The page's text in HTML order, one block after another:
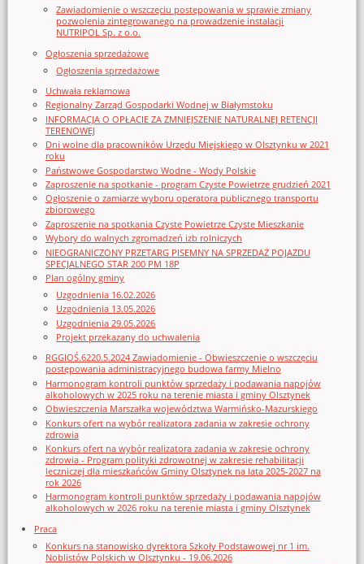
Zawiadomienie o wszczęciu postępowania w sprawie zmiany
pozwolenia zintegrowanego na prowadzenie instalacji
NUTRIPOL Sp. z o.o.
Ogłoszenia sprzedażowe
Ogłoszenia sprzedażowe
Uchwała reklamowa
Regionalny Zarząd Gospodarki Wodnej w Białymstoku
INFORMACJA O OPŁACIE ZA ZMNIEJSZENIE NATURALNEJ RETENCJI
TERENOWEJ
Dni wolne dla pracowników Urzędu Miejskiego w Olsztynku w 2021
roku
Państwowe Gospodarstwo Wodne - Wody Polskie
Zaproszenie na spotkanie - program Czyste Powietrze grudzień 2021
Ogłoszenie o zamiarze wyboru operatora publicznego transportu
zbiorowego
Zaproszenie na spotkania Czyste Powietrze Czyste Mieszkanie
Wybory do walnych zgromadzeń izb rolniczych
NIEOGRANICZONY PRZETARG PISEMNY NA SPRZEDAŻ POJAZDU
SPECJALNEGO STAR 200 PM 18P
Plan ogólny gminy
Uzgodnienia 16.02.2026
Uzgodnienia 13.05.2026
Uzgodnienia 29.05.2026
Projekt przekazany do uchwalenia
RGGIOŚ.6220.5.2024 Zawiadomienie - Obwieszczenie o wszczęciu
postępowania administracyjnego budowa farmy Mielno
Harmonogram kontroli punktów sprzedaży i podawania napojów
alkoholowych w 2025 roku na terenie miasta i gminy Olsztynek
Obwieszczenia Marszałka województwa Warmińsko-Mazurskiego
Konkurs ofert na wybór realizatora zadania w zakresie ochrony
zdrowia
Konkurs ofert na wybór realizatora zadania w zakresie ochrony
zdrowia - Program polityki zdrowotnej w zakresie rehabilitacji
leczniczej dla mieszkańców Gminy Olsztynek na lata 2025-2027 na
rok 2026
Harmonogram kontroli punktów sprzedaży i podawania napojów
alkoholowych w 2026 roku na terenie miasta i gminy Olsztynek
Praca
Konkurs na stanowisko dyrektora Szkoły Podstawowej nr 1 im.
Noblistów Polskich w Olsztynku - 19.06.2026